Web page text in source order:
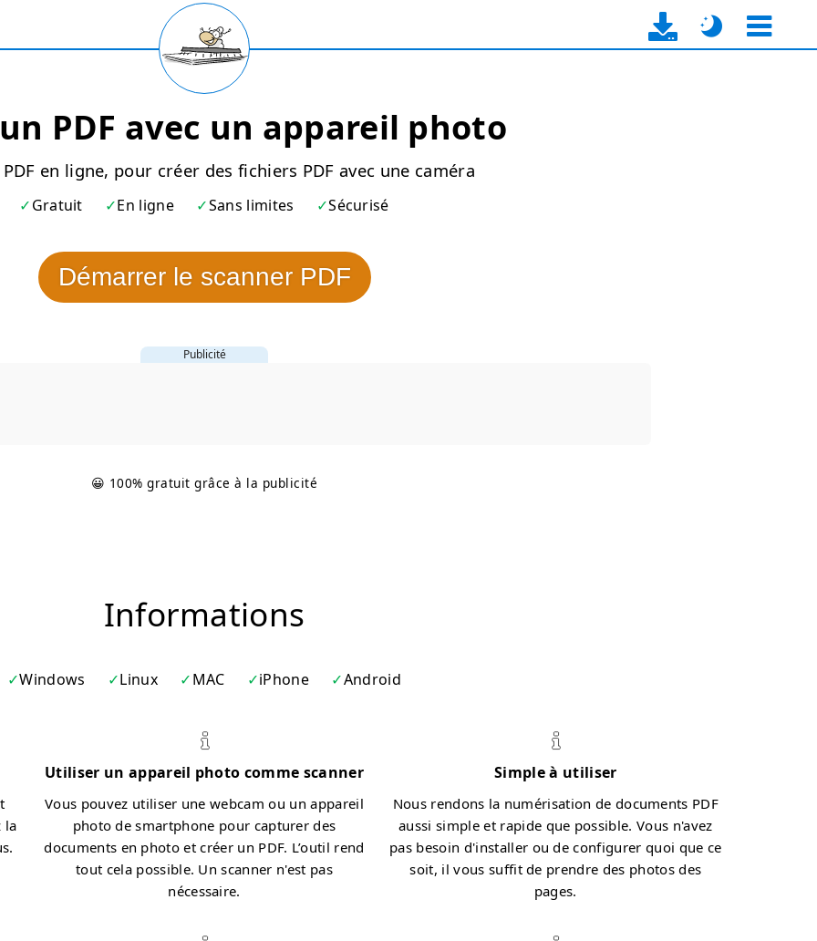
PDF avec un appareil photo
en ligne, pour créer des fichiers PDF avec une caméra
Gratuit En ligne Sans limites Sécurisé
Démarrer le scanner PDF
Publicité
😀 100% gratuit grâce à la publicité
Informations
Windows Linux MAC iPhone Android
la
Utiliser un appareil photo comme scanner
Vous pouvez utiliser une webcam ou un appareil
photo de smartphone pour capturer des
documents en photo et créer un PDF. L’outil rend
tout cela possible. Un scanner n'est pas
nécessaire.
Simple à utiliser
Nous rendons la numérisation de documents PDF
aussi simple et rapide que possible. Vous n'avez
pas besoin d'installer ou de configurer quoi que ce
soit, il vous suffit de prendre des photos des
pages.